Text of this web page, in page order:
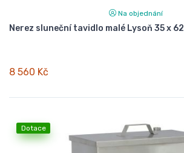
Na objednání
Nerez sluneční tavidlo malé Lysoň 35 x 62
8 560 Kč
Dotace